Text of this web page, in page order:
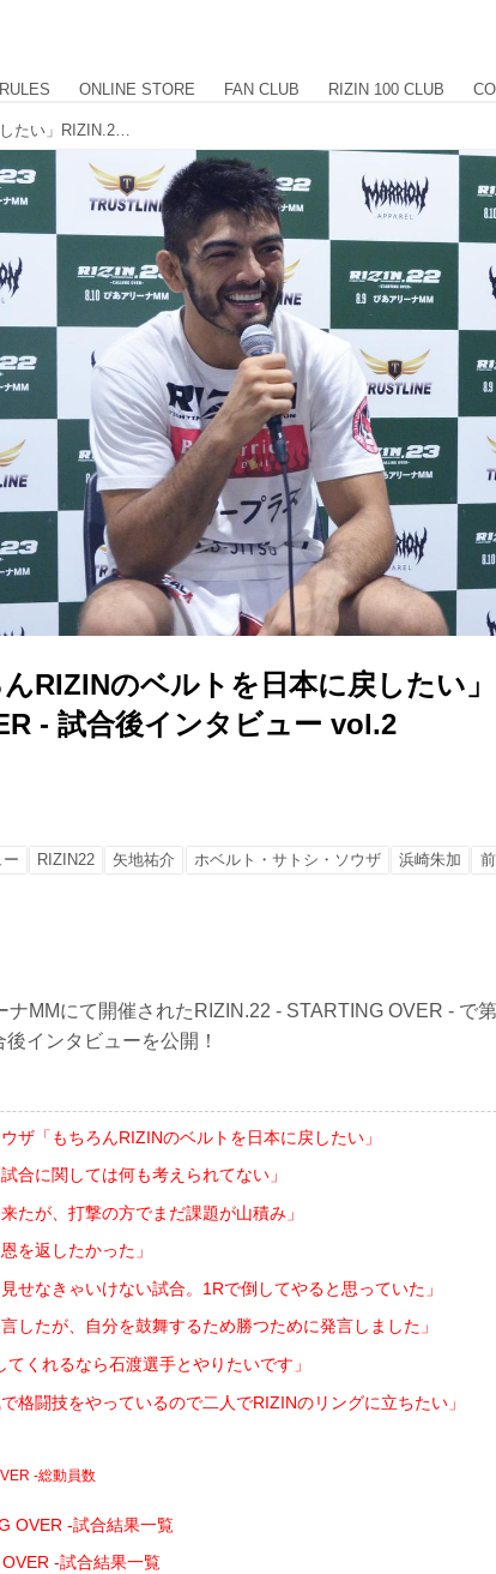
RULES ONLINE STORE FAN CLUB RIZIN 100 CLUB
RIZINのベルトを日本に戻したい
- 試合後インタビュー vol.2
ー RIZIN22 矢地祐介 ホベルト・サトシ・ソウザ 浜崎朱加
ナMMにて開催されたRIZIN.22 - STARTING OVER - で
インタビューを公開！
ザ「もちろんRIZINのベルトを日本に戻したい」
合に関しては何も考えられてない」
たが、打撃の方でまだ課題が山積み」
を返したかった」
せなきゃいけない試合。1Rで倒してやると思っていた」
したが、自分を鼓舞するため勝つために発言しました」
くれるなら石渡選手とやりたいです」
格闘技をやっているので二人でRIZINのリングに立ちたい」
-総動員数
OVER -試合結果一覧
-試合結果一覧